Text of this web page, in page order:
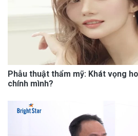
Phẫu thuật thẩm mỹ: Khát vọng
chính mình?